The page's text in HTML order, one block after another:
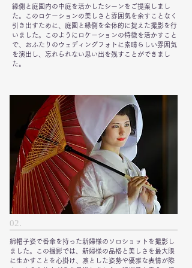
縁側と庭園内の中庭を活かしたシーンをご提案しまし
た。このロケーションの美しさと雰囲気を余すことなく
引き出すために、庭園と縁側を全体的に捉えた撮影を行
いました。このようにロケーションの特徴を活かすこと
で、おふたりのウェディングフォトに素晴らしい雰囲気
を演出し、忘れられない思い出を残すことができまし
た。
02.
綿帽子姿で番傘を持った新婦様のソロショットを撮影し
ました。この撮影では、新婦様の品格と美しさを最大限
に生かすことを心掛け、凛とした姿勢や優雅な表情が際